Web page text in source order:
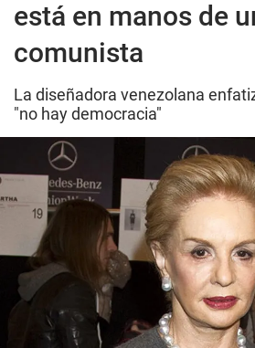
está en manos de
comunista
La diseñadora venezolana
"no hay democracia"